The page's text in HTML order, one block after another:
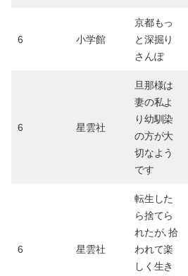
6 小学館
京都もっ
と深掘り
さんぽ
6 星雲社
旦那様は
妻の私よ
り幼馴染
の方が大
切なよう
です
6 星雲社
転生した
ら捨てら
れたが､拾
われて楽
しく生き